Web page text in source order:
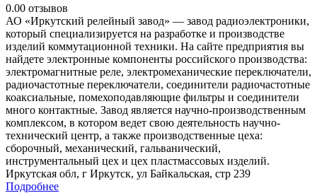
0.00 отзывов
АО «Иркутский релейный завод» — завод радиоэлектроники,
который специализируется на разработке и производстве
изделий коммутационной техники. На сайте предприятия вы
найдете электронные компоненты российского производства:
электромагнитные реле, электромеханические переключатели,
радиочастотные переключатели, соединители радиочастотные
коаксиальные, помехоподавляющие фильтры и соединители
много контактные. Завод является научно-производственным
комплексом, в котором ведет свою деятельность научно-
технический центр, а также производственные цеха:
сборочный, механический, гальванический,
инструментальный цех и цех пластмассовых изделий.
Иркутская обл, г Иркутск, ул Байкальская, стр 239
Подробнее